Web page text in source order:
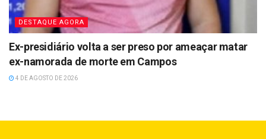
DESTAQUE AGORA
Ex-presidiário volta a ser preso por ameaçar matar
ex-namorada de morte em Campos
4 DE AGOSTO DE 2026